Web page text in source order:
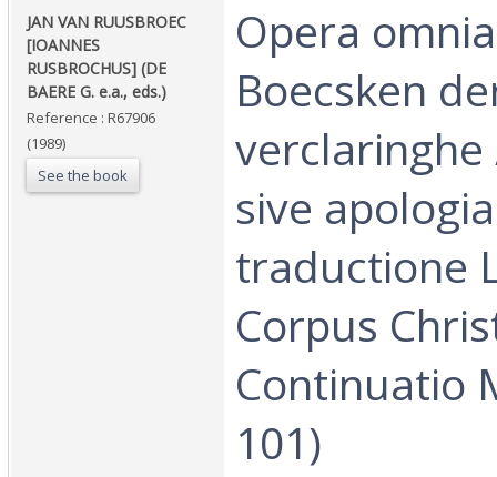
‎JAN VAN RUUSBROEC
[IOANNES
RUSBROCHUS] (DE
BAERE G. e.a., eds.)‎
Reference : R67906
(1989)
See the book
‎Opera
Boecsken
verclaringhe
sive
traductione
Corpus
Continuatio
101)‎